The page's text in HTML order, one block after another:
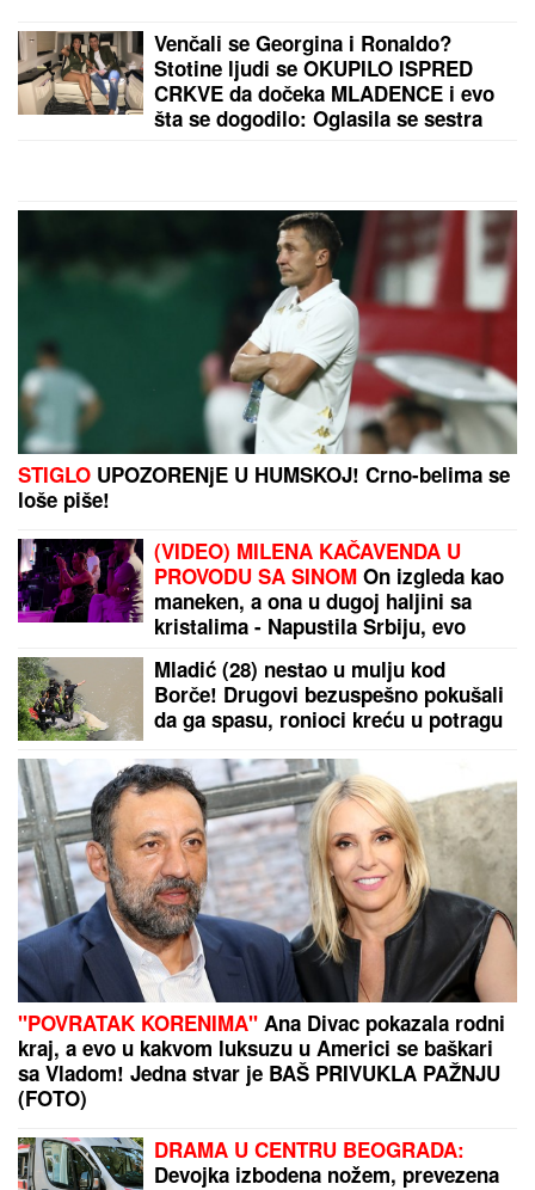
RECEPT ZA ZDRAVU STAROST:
Naučnici otkrili kako sačuvati snagu
i bistrinu uma
"ODUSTALI SMO OD VANTELESNE NAKON
NEUSPEŠNIH POKUŠAJA"
Voditeljka sa mužem
slavi 16 godina braka: "Dovoljni smo jedno drugom"
HAOS NA PRIMORJU!Đoković u izdanju u kom ga
NIKADA niste videli! Skače na bini i peva,
raspametio publiku (VIDEO)
BALKANSKOM GRADU?!Opsadno stanje na
ulicama, MECI LETE NA SVE STRANE: Drama